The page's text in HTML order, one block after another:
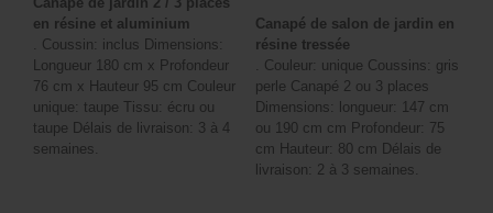
en résine et aluminium
. Coussin: inclus Dimensions:
Longueur 180 cm x Profondeur
76 cm x Hauteur 95 cm Couleur
unique: taupe Tissu: écru ou
taupe Délais de livraison: 3 à 4
semaines.
Canapé de salon de jardin en
résine tressée
. Couleur: unique Coussins: gris
perle Canapé 2 ou 3 places
Dimensions: longueur: 147 cm
ou 190 cm cm Profondeur: 75
cm Hauteur: 80 cm Délais de
livraison: 2 à 3 semaines.